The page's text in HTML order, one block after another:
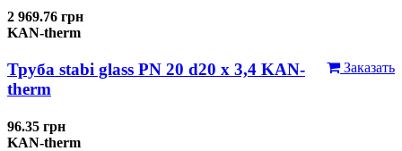
2 969.76 грн
KAN-therm
Заказать
Труба stabi glass PN 20 d20 х 3,4 KAN-
therm
96.35 грн
KAN-therm